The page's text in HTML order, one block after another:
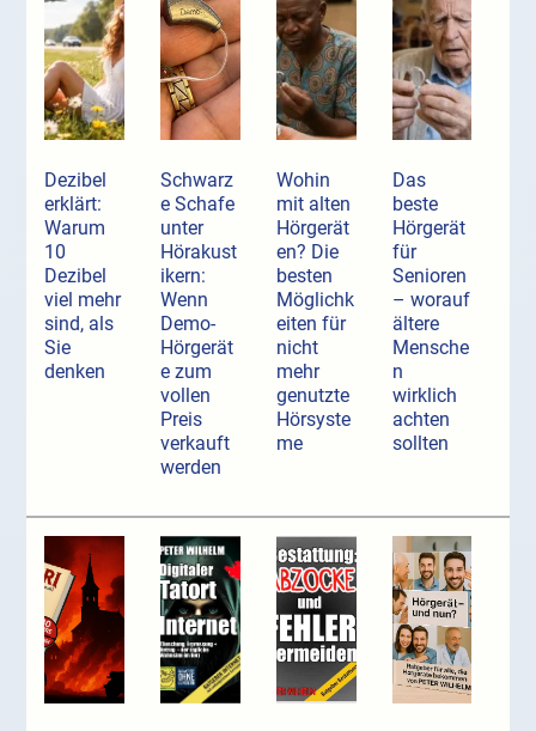
Dezibel
erklärt:
Warum
10
Dezibel
viel mehr
sind, als
Sie
denken
Schwarz
e Schafe
unter
Hörakust
ikern:
Wenn
Demo-
Hörgerät
e zum
vollen
Preis
verkauft
werden
Wohin
mit alten
Hörgerät
en? Die
besten
Möglichk
eiten für
nicht
mehr
genutzte
Hörsyste
me
Das
beste
Hörgerät
für
Senioren
– worauf
ältere
Mensche
n
wirklich
achten
sollten